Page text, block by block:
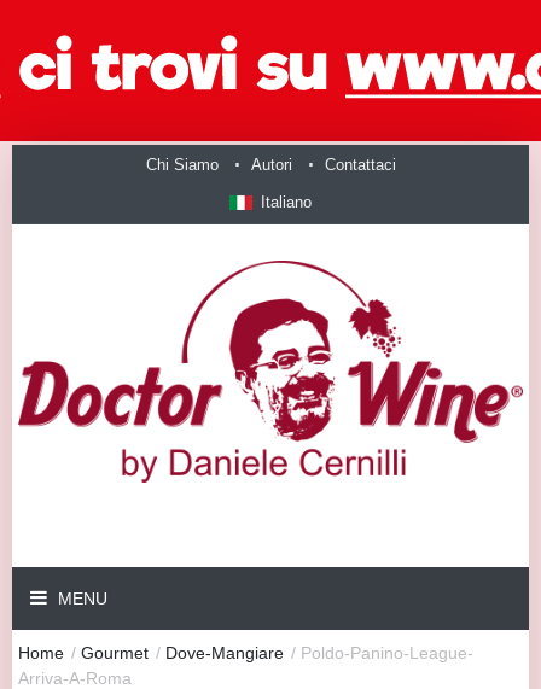
Chi Siamo Autori Contattaci
Italiano
MENU
Home / Gourmet / Dove-Mangiare / Poldo-Panino-League-
Arriva-A-Roma